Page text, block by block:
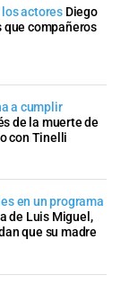
actores Diego
que compañeros
a cumplir
de la muerte de
con Tinelli
en un programa
de Luis Miguel,
que su madre